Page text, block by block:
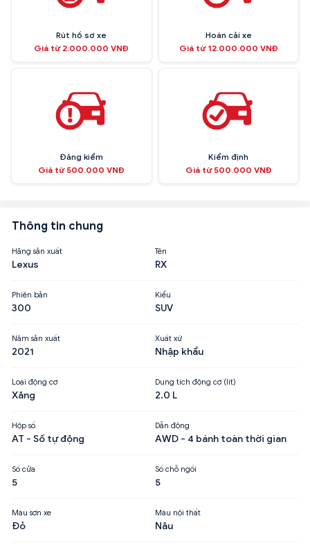
Rút hồ sơ xe
Giá từ 2.000.000 VNĐ
Hoán cải xe
Giá từ 12.000.000 VNĐ
Đăng kiểm
Giá từ 500.000 VNĐ
Kiểm định
Giá từ 500.000 VNĐ
Thông tin chung
Hãng sản xuất
Lexus
Tên
RX
Phiên bản
300
Kiểu
SUV
Năm sản xuất
2021
Xuất xứ
Nhập khẩu
Loại động cơ
Xăng
Dung tích động cơ (lít)
2.0 L
Hộp số
AT - Số tự động
Dẫn động
AWD - 4 bánh toàn thời gian
Số cửa
5
Số chỗ ngồi
5
Màu sơn xe
Đỏ
Màu nội thất
Nâu